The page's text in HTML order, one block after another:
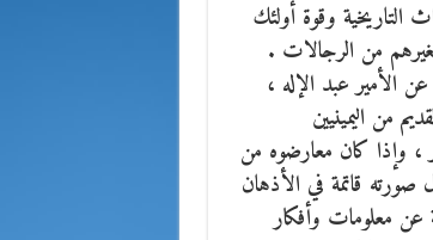
وقوة أولئك
من الرجالات .
الأمير عبد الإله ،
من اليمينيين
، وإذا كان معارضوه من
صورته قاتمة في الأذهان
عن معلومات وأفكار